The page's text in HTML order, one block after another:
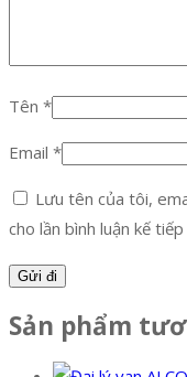
Tên *
Email *
Lưu tên của tôi,
cho lần bình luận kế
Sản phẩm